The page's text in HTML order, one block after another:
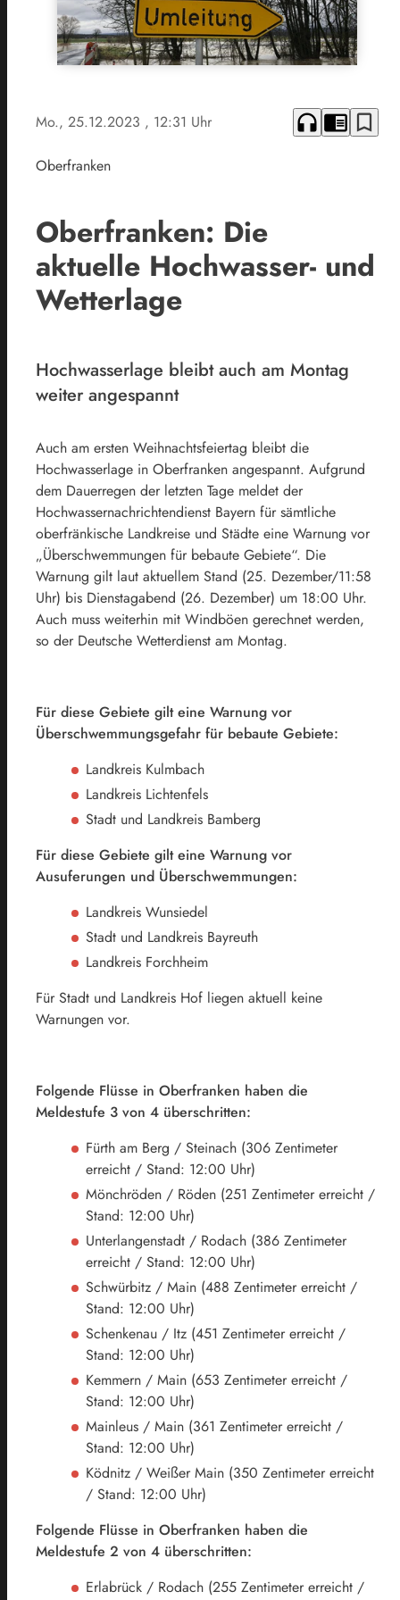
Mo., 25.12.2023 , 12:31 Uhr headphones chrome_reader_mode bookmark_border
Oberfranken
Oberfranken: Die
aktuelle Hochwasser- und
Wetterlage
Hochwasserlage bleibt auch am Montag
weiter angespannt
Auch am ersten Weihnachtsfeiertag bleibt die
Hochwasserlage in Oberfranken angespannt. Aufgrund
dem Dauerregen der letzten Tage meldet der
Hochwassernachrichtendienst Bayern für sämtliche
oberfränkische Landkreise und Städte eine Warnung vor
„Überschwemmungen für bebaute Gebiete“. Die
Warnung gilt laut aktuellem Stand (25. Dezember/11:58
Uhr) bis Dienstagabend (26. Dezember) um 18:00 Uhr.
Auch muss weiterhin mit Windböen gerechnet werden,
so der Deutsche Wetterdienst am Montag.
Für diese Gebiete gilt eine Warnung vor
Überschwemmungsgefahr für bebaute Gebiete:
Landkreis Kulmbach
Landkreis Lichtenfels
Stadt und Landkreis Bamberg
Für diese Gebiete gilt eine Warnung vor
Ausuferungen und Überschwemmungen:
Landkreis Wunsiedel
Stadt und Landkreis Bayreuth
Landkreis Forchheim
Für Stadt und Landkreis Hof liegen aktuell keine
Warnungen vor.
Folgende Flüsse in Oberfranken haben die
Meldestufe 3 von 4 überschritten:
Fürth am Berg / Steinach (306 Zentimeter
erreicht / Stand: 12:00 Uhr)
Mönchröden / Röden (251 Zentimeter erreicht /
Stand: 12:00 Uhr)
Unterlangenstadt / Rodach (386 Zentimeter
erreicht / Stand: 12:00 Uhr)
Schwürbitz / Main (488 Zentimeter erreicht /
Stand: 12:00 Uhr)
Schenkenau / Itz (451 Zentimeter erreicht /
Stand: 12:00 Uhr)
Kemmern / Main (653 Zentimeter erreicht /
Stand: 12:00 Uhr)
Mainleus / Main (361 Zentimeter erreicht /
Stand: 12:00 Uhr)
Ködnitz / Weißer Main (350 Zentimeter erreicht
/ Stand: 12:00 Uhr)
Folgende Flüsse in Oberfranken haben die
Meldestufe 2 von 4 überschritten:
Erlabrück / Rodach (255 Zentimeter erreicht /